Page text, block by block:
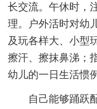
长交流。午休时，
理。户外活时对幼
及玩各样大、小型
擦汗、擦抹鼻涕；
幼儿的一日生活惯
自己能够踊跃